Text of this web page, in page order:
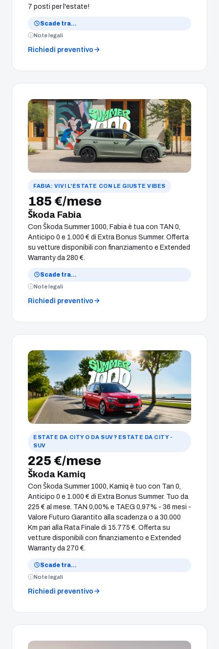
7 posti per l'estate!
Scade tra…
Note legali
Richiedi preventivo
FABIA: VIVI L'ESTATE CON LE GIUSTE VIBES
185 €/mese
Škoda Fabia
Con Škoda Summer 1000, Fabia è tua con TAN 0,
Anticipo 0 e 1.000 € di Extra Bonus Summer. Offerta
su vetture disponibili con finanziamento e Extended
Warranty da 280 €.
Scade tra…
Note legali
Richiedi preventivo
ESTATE DA CITY O DA SUV? ESTATE DA CITY -
SUV
225 €/mese
Škoda Kamiq
Con Škoda Summer 1000, Kamiq è tuo con Tan 0,
Anticipo 0 e 1.000 € di Extra Bonus Summer. Tuo da
225 € al mese. TAN 0,00% e TAEG 0,97% - 36 mesi -
Valore Futuro Garantito alla scadenza o a 30.000
Km pari alla Rata Finale di 15.775 €. Offerta su
vetture disponibili con finanziamento e Extended
Warranty da 270 €.
Scade tra…
Note legali
Richiedi preventivo